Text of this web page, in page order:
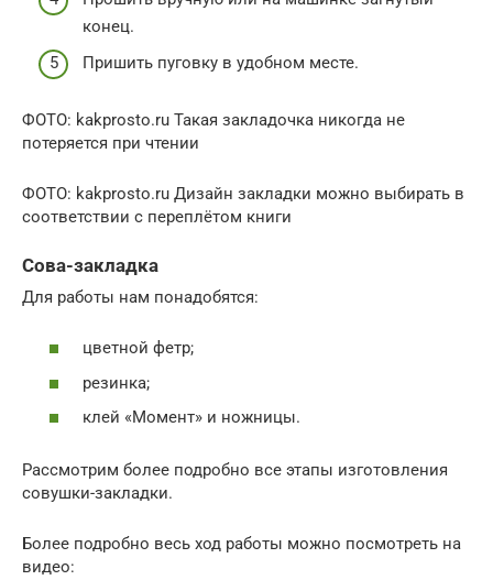
конец.
Пришить пуговку в удобном месте.
ФОТО: kakprosto.ru Такая закладочка никогда не
потеряется при чтении
ФОТО: kakprosto.ru Дизайн закладки можно выбирать в
соответствии с переплётом книги
Сова-закладка
Для работы нам понадобятся:
цветной фетр;
резинка;
клей «Момент» и ножницы.
Рассмотрим более подробно все этапы изготовления
совушки-закладки.
Более подробно весь ход работы можно посмотреть на
видео: